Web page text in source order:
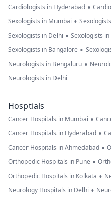
Cardiologists in Hyderabad •
Sexologists in Mumbai •
Sexologists in Delhi • Sexologists
Sexologists in Bangalore •
Neurologists in Bengaluru •
Neurologists in Delhi
Hosptials
Cancer Hospitals in Mumbai •
Cancer Hospitals in Hyderabad •
Cancer Hospitals in Ahmedabad •
Orthopedic Hospitals in Pune •
Orthopedic Hospitals in Kolkata •
Neurology Hospitals in Delhi •